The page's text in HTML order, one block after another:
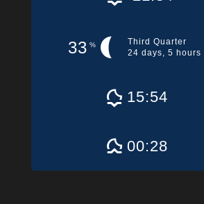
33 %
Third Quarter
24 days, 5 hours
15:54
00:28